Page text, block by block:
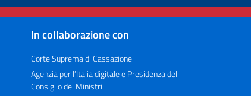
In collaborazione con
Corte Suprema di Cassazione
Agenzia per l’Italia digitale e Presidenza del
Consiglio dei Ministri